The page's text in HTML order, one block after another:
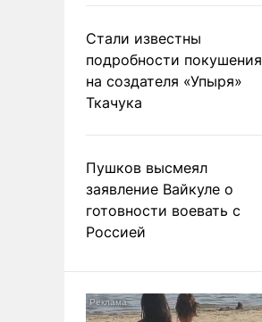
Стали известны
подробности покушения
на создателя «Упыря»
Ткачука
Пушков высмеял
заявление Вайкуле о
готовности воевать с
Россией